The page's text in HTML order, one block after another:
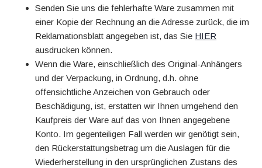
Senden Sie uns die fehlerhafte Ware zusammen mit
einer Kopie der Rechnung an die Adresse zurück, die im
Reklamationsblatt angegeben ist, das Sie HIER
ausdrucken können.
Wenn die Ware, einschließlich des Original-Anhängers
und der Verpackung, in Ordnung, d.h. ohne
offensichtliche Anzeichen von Gebrauch oder
Beschädigung, ist, erstatten wir Ihnen umgehend den
Kaufpreis der Ware auf das von Ihnen angegebene
Konto. Im gegenteiligen Fall werden wir genötigt sein,
den Rückerstattungsbetrag um die Auslagen für die
Wiederherstellung in den ursprünglichen Zustans des